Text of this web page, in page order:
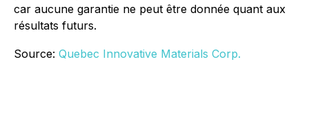
car aucune garantie ne peut être donnée quant aux
résultats futurs.
Source: Quebec Innovative Materials Corp.